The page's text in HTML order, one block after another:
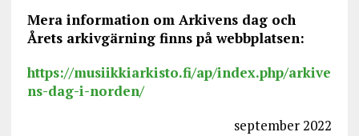
Mera information om Arkivens dag och
Årets arkivgärning finns på webbplatsen:
https://musiikkiarkisto.fi/ap/index.php/arkive
ns-dag-i-norden/
september 2022